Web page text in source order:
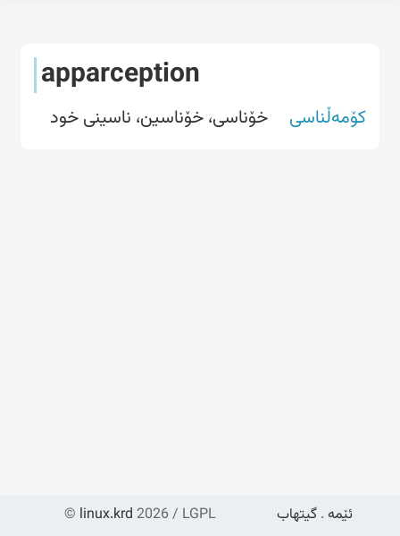
apparception
کۆمەڵناسی خۆناسی، خۆناسین، ناسینی خود
© linux.krd 2026 / LGPL ئێمە . گیتهاب